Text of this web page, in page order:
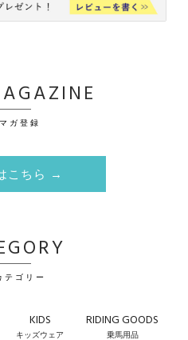
ガ登録
こちら →
テゴリー
KIDS
キッズウェア
RIDING GOODS
乗馬用品